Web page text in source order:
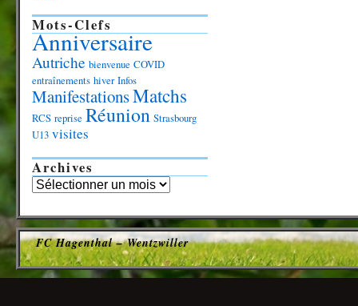
Mots-Clefs
Anniversaire
Autriche bienvenue COVID
entraînements hiver Infos
ManifestationsMatchs
RCS reprise Réunion Strasbourg
U13 visites
Archives
FC Hagenthal – Wentzwiller